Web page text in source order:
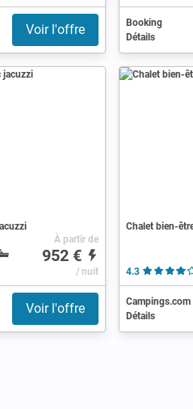
Voir l'offre
Booking
Détails
À partir de
952 €
/ nuit
Voir l'offre
Chalet bien-
4.3
Campings.com
Détails